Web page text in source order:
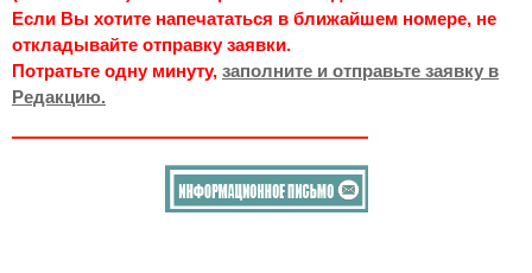
Если Вы хотите напечататься в ближайшем номере, не
откладывайте отправку заявки.
Потратьте одну минуту, заполните и отправьте заявку в
Редакцию.